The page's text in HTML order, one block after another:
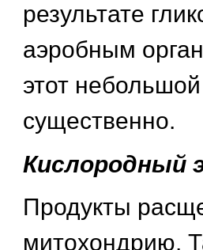
результате
аэробным
этот
существенно.
Кислородный
Продукты
митохондрию.